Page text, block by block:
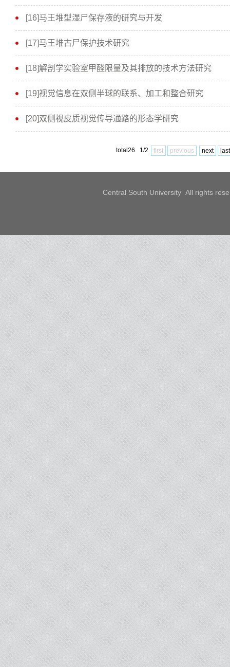
[16]马王堆型湿尸保存液的研究与开发
[17]马王堆古尸保护技术研究
[18]解剖学实验室甲醛限量及其排放的技术方法研究
[19]视觉信息在双侧半球的联系、加工和整合研究
[20]双侧视皮质视觉传导通路的形态学研究
total26 1/2 first previous next last
Central South University All rights